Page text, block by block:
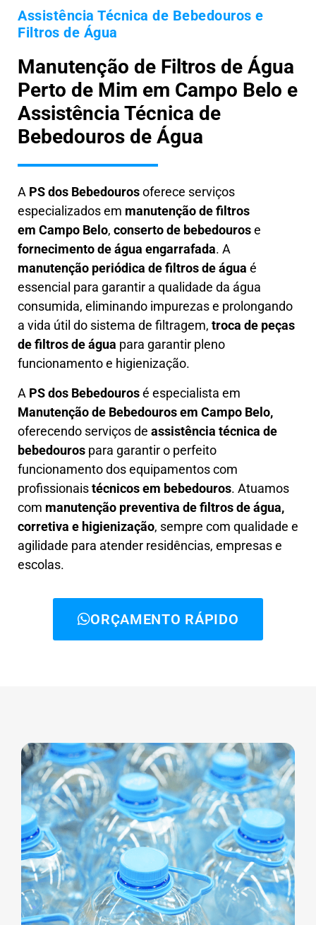
Assistência Técnica de Bebedouros e
Filtros de Água
Manutenção de Filtros de Água
Perto de Mim em Campo Belo e
Assistência Técnica de
Bebedouros de Água
A PS dos Bebedourosoferece serviços
especializados em manutenção de filtros
em Campo Belo, conserto de bebedourose
fornecimento de água engarrafada. A
manutenção periódica de filtros de água é
essencial para garantir a qualidade da água
consumida, eliminando impurezas e prolongando
a vida útil do sistema de filtragem, troca de peças
de filtros de água para garantir pleno
funcionamento e higienização.
A PS dos Bebedourosé especialista em
Manutenção de Bebedouros em Campo Belo,
oferecendo serviços de assistência técnica de
bebedouros para garantir o perfeito
funcionamento dos equipamentos com
profissionaistécnicos em bebedouros. Atuamos
com manutenção preventiva de filtros de água,
corretiva e higienização, sempre com qualidade e
agilidade para atender residências, empresas e
escolas.
ORÇAMENTO RÁPIDO